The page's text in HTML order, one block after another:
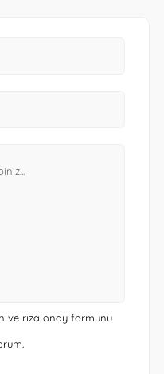
ve rıza onay formunu